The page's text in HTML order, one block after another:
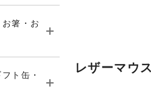
レザーマウ
箸・お
ト缶・